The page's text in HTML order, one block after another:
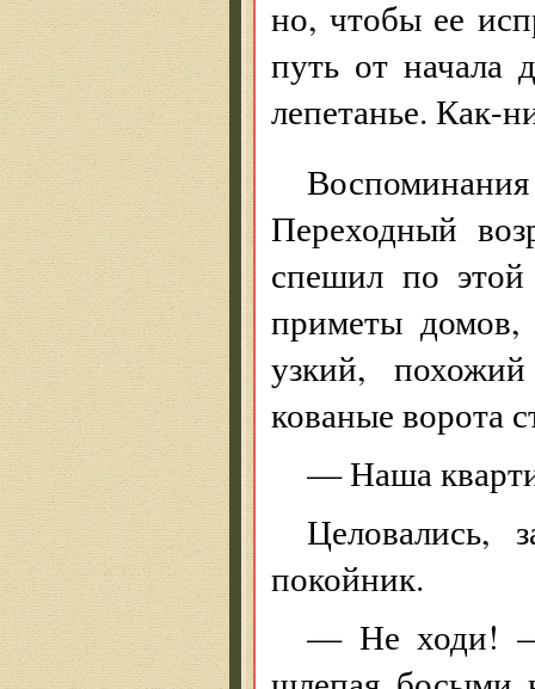
но, чтобы ее
путь от начала
лепетанье. Как-
Переходный
спешил по
приметы домов,
узкий,
кованые ворота
— Наша
Целовались,
покойник.
— Не ходи! —